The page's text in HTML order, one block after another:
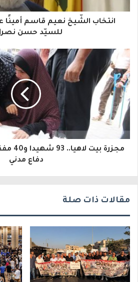
ا
إ
ل
ك
ت
ر
انتخاب الشّيخ نعيم قاسم أمينًا
للسيّد حسن
مجزرة
دفاع مدني
مقالات ذات صلة